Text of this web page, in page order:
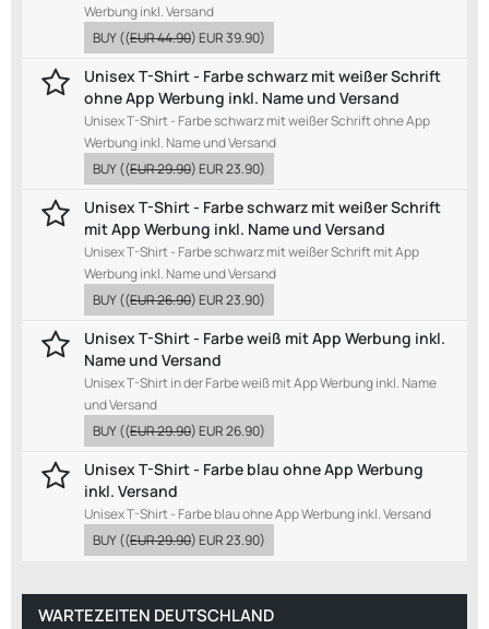
Werbung inkl. Versand
BUY((EUR 44.90)EUR 39.90)
Unisex T-Shirt - Farbe schwarz mit weißer Schrift
ohne App Werbung inkl. Name und Versand
Unisex T-Shirt - Farbe schwarz mit weißer Schrift ohne App
Werbung inkl. Name und Versand
BUY((EUR 29.90)EUR 23.90)
Unisex T-Shirt - Farbe schwarz mit weißer Schrift
mit App Werbung inkl. Name und Versand
Unisex T-Shirt - Farbe schwarz mit weißer Schrift mit App
Werbung inkl. Name und Versand
BUY((EUR 26.90)EUR 23.90)
Unisex T-Shirt - Farbe weiß mit App Werbung inkl.
Name und Versand
Unisex T-Shirt in der Farbe weiß mit App Werbung inkl. Name
und Versand
BUY((EUR 29.90)EUR 26.90)
Unisex T-Shirt - Farbe blau ohne App Werbung
inkl. Versand
Unisex T-Shirt - Farbe blau ohne App Werbung inkl. Versand
BUY((EUR 29.90)EUR 23.90)
WARTEZEITEN DEUTSCHLAND